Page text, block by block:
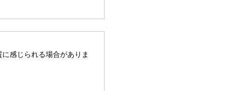
感じられる場合がありま